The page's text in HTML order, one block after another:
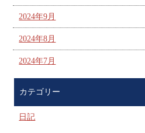
2024年9月
2024年8月
2024年7月
カテゴリー
日記